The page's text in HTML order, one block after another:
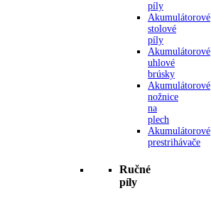
píly
Akumulátorové
stolové
píly
Akumulátorové
uhlové
brúsky
Akumulátorové
nožnice
na
plech
Akumulátorové
prestrihávače
Ručné
píly